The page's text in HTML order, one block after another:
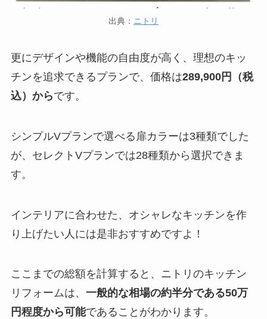
出典： ニトリ
更にデザインや機能の自由度が高く、理想のキッ
チンを追求できるプランで、価格は289,900円（税
込）からです。
シンプルVプランで選べる扉カラーは3種類でした
が、セレクトVプランでは28種類から選択できま
す。
インテリアに合わせた、オシャレなキッチンを作
り上げたい人には是非おすすめですよ！
ここまでの総額を計算すると、ニトリのキッチン
リフォームは、 一般的な相場の約半分である50万
円程度から可能であることがわかります。